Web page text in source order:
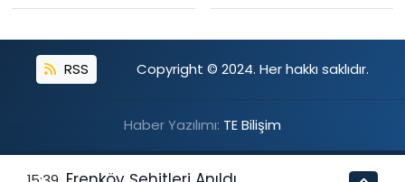
RSS Copyright © 2024. Her hakkı saklıdır.
Haber Yazılımı: TE Bilişim